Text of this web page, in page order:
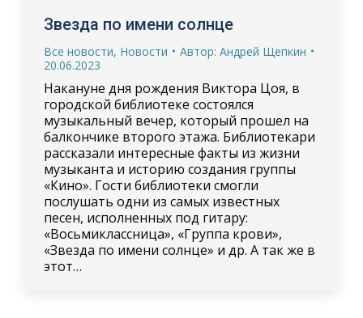
Звезда по имени солнце
Все новости, Новости Автор: Андрей Щепкин
20.06.2023
Накануне дня рождения Виктора Цоя, в
городской библиотеке состоялся
музыкальный вечер, который прошел на
балкончике второго этажа. Библиотекари
рассказали интересные факты из жизни
музыканта и историю создания группы
«Кино». Гости библиотеки смогли
послушать одни из самых известных
песен, исполненных под гитару:
«Восьмиклассница», «Группа крови»,
«Звезда по имени солнце» и др. А так же в
этот…